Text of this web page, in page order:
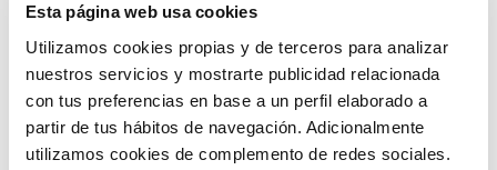
Esta página web usa cookies
Utilizamos cookies propias y de terceros para analizar
nuestros servicios y mostrarte publicidad relacionada
con tus preferencias en base a un perfil elaborado a
partir de tus hábitos de navegación. Adicionalmente
utilizamos cookies de complemento de redes sociales.
Página 8 de 33